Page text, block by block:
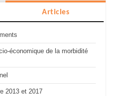
Articles
économique de la morbidité
2013 et 2017